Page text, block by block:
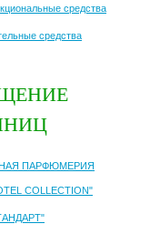
средства
средства
ПАРФЮМЕРИЯ
COLLECTION"